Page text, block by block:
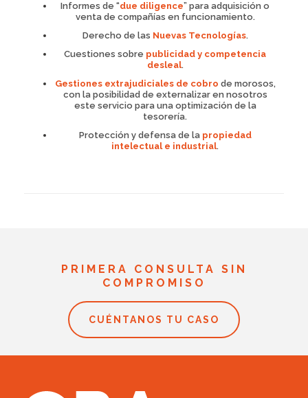
Informes de “due diligence” para adquisición o
venta de compañías en funcionamiento.
Derecho de las Nuevas Tecnologías.
Cuestiones sobre publicidad y competencia
desleal.
Gestiones extrajudiciales de cobro de morosos,
con la posibilidad de externalizar en nosotros
este servicio para una optimización de la
tesorería.
Protección y defensa de la propiedad
intelectual e industrial.
PRIMERA CONSULTA SIN
COMPROMISO
CUÉNTANOS TU CASO